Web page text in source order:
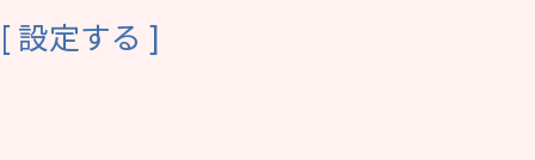
[設定する ]